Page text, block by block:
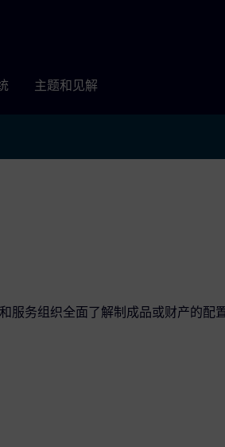
主题和见解
务组织全面了解制成品或财产的配